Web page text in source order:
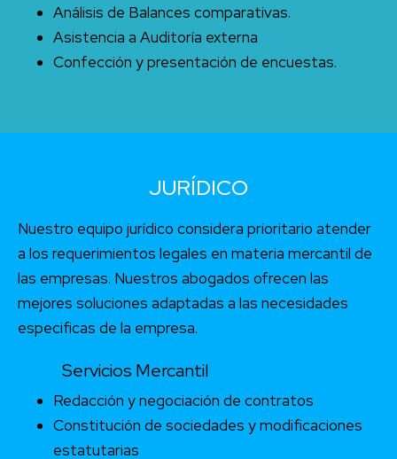
Análisis de Balances comparativas.
Asistencia a Auditoría externa
Confección y presentación de encuestas.
JURÍDICO
Nuestro equipo jurídico considera prioritario atender
a los requerimientos legales en materia mercantil de
las empresas. Nuestros abogados ofrecen las
mejores soluciones adaptadas a las necesidades
especificas de la empresa.
Servicios Mercantil
Redacción y negociación de contratos
Constitución de sociedades y modificaciones
estatutarias